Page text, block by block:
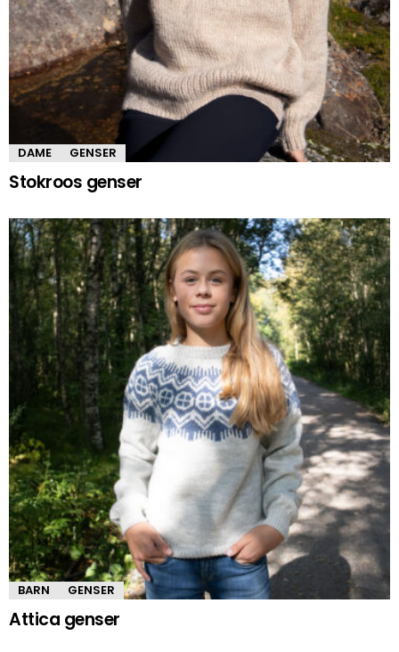
DAME GENSER
Stokroos genser
BARN GENSER
Attica genser